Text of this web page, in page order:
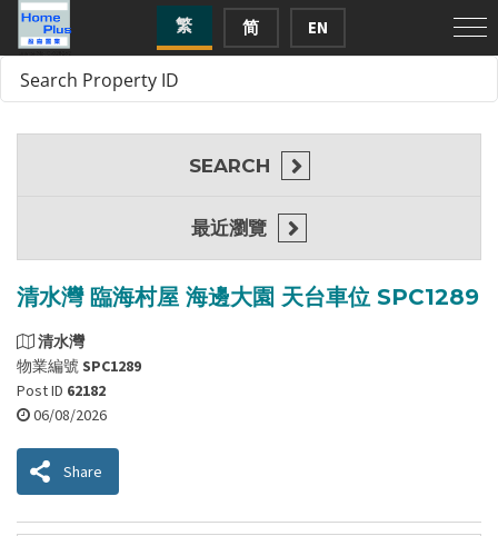
繁 简 EN
清水灣 臨海村屋 海邊大園 天台車位 SPC1289
清水灣
物業編號SPC1289
Post ID 62182
06/08/2026
Share
SEARCH
最近瀏覽